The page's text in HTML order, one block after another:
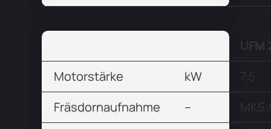
UFM
Motorstärke
kW
7,5
Fräsdornaufnahme
–
MK5